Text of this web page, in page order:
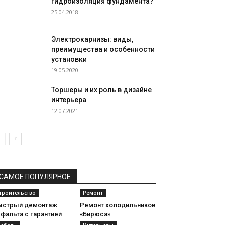
25.04.2018
Электрокарнизы: виды,
преимущества и особенности
установки
19.05.2020
Торшеры и их роль в дизайне
интерьера
12.07.2021
ПОПУЛЯРНОЕ
демонтаж
с гарантией
Ремонт
Ремонт холодильников
«Бирюса»